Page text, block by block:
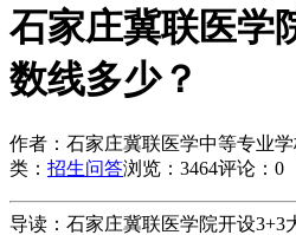
石家庄冀联医学
数线多少？
作者：石家庄冀联医学中等专业学
类： 招生问答浏览：3464评论：0
导读：石家庄冀联医学院开设3+3